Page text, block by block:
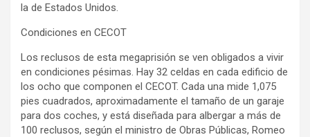
la de Estados Unidos.
Condiciones en CECOT
Los reclusos de esta megaprisión se ven obligados a vivir
en condiciones pésimas. Hay 32 celdas en cada edificio de
los ocho que componen el CECOT. Cada una mide 1,075
pies cuadrados, aproximadamente el tamaño de un garaje
para dos coches, y está diseñada para albergar a más de
100 reclusos, según el ministro de Obras Públicas, Romeo